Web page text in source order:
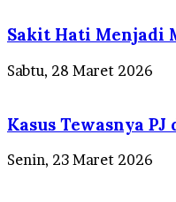
Sakit Hati Menjadi
Sabtu, 28 Maret 2026
Kasus Tewasnya
Senin, 23 Maret 2026